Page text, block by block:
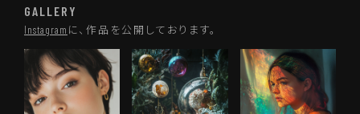
GALLERY
Instagram に、作品を公開しております。